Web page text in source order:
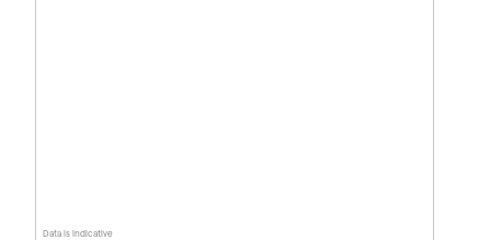
Data is indicative